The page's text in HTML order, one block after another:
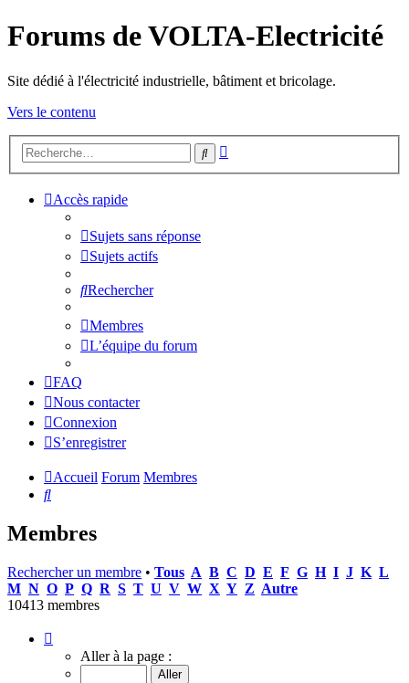
Forums de VOLTA-Electricité
Site dédié à l'électricité industrielle, bâtiment et bricolage.
Vers le contenu
Rechercher
Accès rapide
Sujets sans réponse
Sujets actifs
Rechercher
Membres
L’équipe du forum
FAQ
Nous contacter
Connexion
S’enregistrer
Accueil Forum Membres
Rechercher
Membres
Rechercher un membre • Tous A B C D E F G H I J K L
M N O P Q R S T U V W X Y Z Autre
10413 membres
sur
Aller à la page :